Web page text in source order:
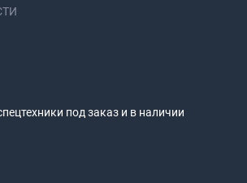
под заказ и в наличии